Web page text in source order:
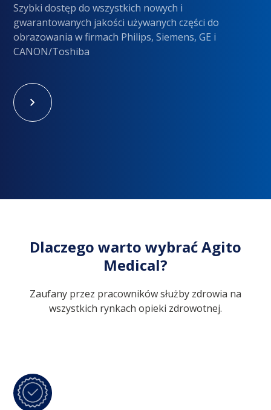
Szybki dostęp do wszystkich nowych i
gwarantowanych jakości używanych części do
obrazowania w firmach Philips, Siemens, GE i
CANON/Toshiba
Dlaczego warto wybrać Agito
Medical?
Zaufany przez pracowników służby zdrowia na
wszystkich rynkach opieki zdrowotnej.